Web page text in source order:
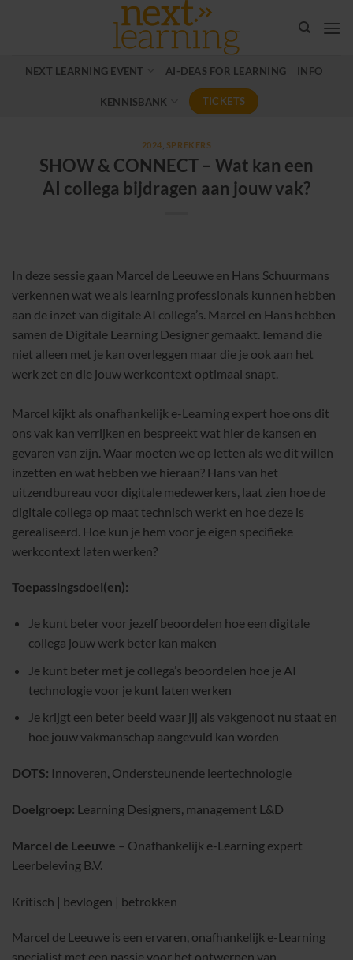
NEXT LEARNING EVENT AI-DEAS FOR LEARNING INFO
KENNISBANK TICKETS
2024 SPREKERS
SHOW & CONNECT – Wat kan een
AI collega bijdragen aan jouw vak?
In deze sessie gaan Marcel de Leeuwe en Hans Schuurmans
verkennen wat we als learning professionals kunnen hebben
aan de inzet van digitale AI collega’s. Marcel en Hans hebben
samen de Digitale Learning Designer gemaakt. Iemand die
niet alleen met je kan overleggen maar die je ook aan het
werk zet en die jouw werkcontext optimaal snapt.
Marcel kijkt als onafhankelijk e-Learning expert hoe ons dit
ons vak kan verrijken en bespreekt wat hier de kansen en
gevaren van zijn. Waar moeten we op letten als we dit willen
inzetten en wat hebben we hieraan? Hans van het
uitzendbureau voor digitale medewerkers, laat zien hoe de
digitale collega op maat technisch werkt en hoe deze is
gerealiseerd. Hoe kun je hem voor je eigen specifieke
werkcontext laten werken?
Toepassingsdoel(en):
Je kunt beter voor jezelf beoordelen hoe een digitale
collega jouw werk beter kan maken
Je kunt beter met je collega’s beoordelen hoe je AI
technologie voor je kunt laten werken
Je krijgt een beter beeld waar jij als vakgenoot nu staat en
hoe jouw vakmanschap aangevuld kan worden
DOTS: Innoveren, Ondersteunende leertechnologie
Doelgroep: Learning Designers, management L&D
Marcel de Leeuwe – Onafhankelijk e-Learning expert
Leerbeleving B.V.
Kritisch | bevlogen | betrokken
Marcel de Leeuwe is een ervaren, onafhankelijk e-Learning
specialist met een passie voor het ontwerpen van